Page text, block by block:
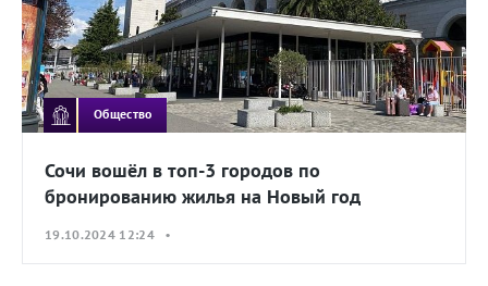
Общество
Сочи вошёл в топ-3 городов по
бронированию жилья на Новый год
19.10.2024 12:24 •